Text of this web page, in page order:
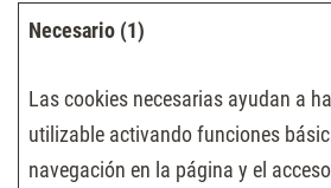
Necesario (1)
Las cookies necesarias ayudan a
utilizable activando funciones
navegación en la página y el